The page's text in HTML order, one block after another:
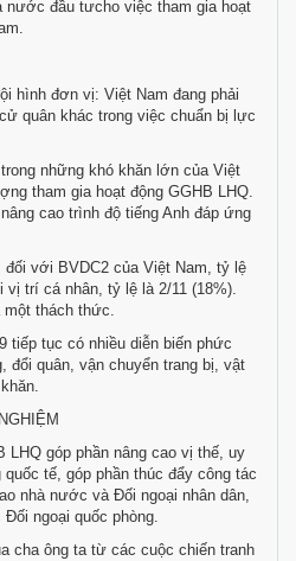
nước đầu tưcho việc tham gia hoạt
hình đơn vị: Việt Nam đang phải
quân khác trong việc chuẩn bị lực
những khó khăn lớn của Việt
tham gia hoạt động GGHB LHQ.
cao trình độ tiếng Anh đáp ứng
với BVDC2 của Việt Nam, tỷ lệ
trí cá nhân, tỷ lệ là 2/11 (18%).
thách thức.
tiếp tục có nhiều diễn biến phức
quân, vận chuyển trang bị, vật
LHQ góp phần nâng cao vị thế, uy
tế, góp phần thúc đẩy công tác
nhà nước và Đối ngoại nhân dân,
ngoại quốc phòng.
cha ông ta từ các cuộc chiến tranh